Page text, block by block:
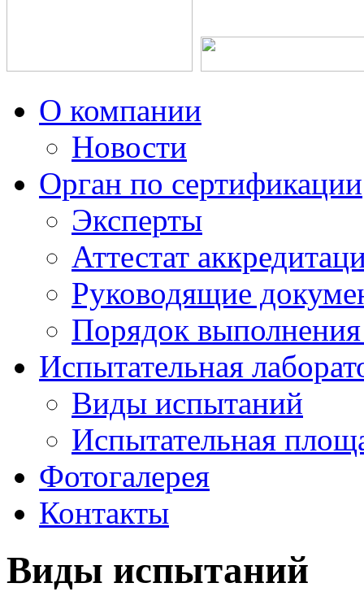
О компании
Новости
Орган по сертификации
Эксперты
Аттестат
Руководящие
Порядок выполнения
Испытательная
Виды испытаний
Испытательная
Фотогалерея
Контакты
Виды испытаний